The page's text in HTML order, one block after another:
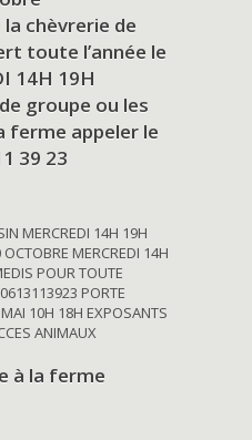
chèvrerie de
toute l’année le
14H 19H
groupe ou les
ferme appeler le
39 23
MERCREDI 14H 19H
MERCREDI 14H
POUR TOUTE
PORTE
10H 18H EXPOSANTS
ANIMAUX
à la ferme